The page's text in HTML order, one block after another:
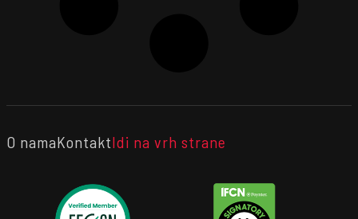
O namaKontaktIdi na vrh strane